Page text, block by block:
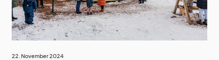
22. November 2024